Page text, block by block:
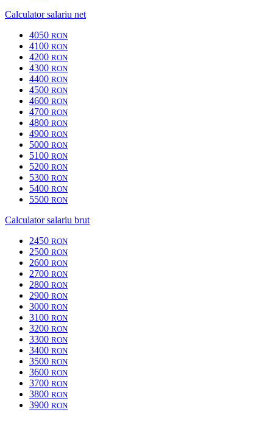
Calculator salariu net
4050 RON
4100 RON
4200 RON
4300 RON
4400 RON
4500 RON
4600 RON
4700 RON
4800 RON
4900 RON
5000 RON
5100 RON
5200 RON
5300 RON
5400 RON
5500 RON
Calculator salariu brut
2450 RON
2500 RON
2600 RON
2700 RON
2800 RON
2900 RON
3000 RON
3100 RON
3200 RON
3300 RON
3400 RON
3500 RON
3600 RON
3700 RON
3800 RON
3900 RON